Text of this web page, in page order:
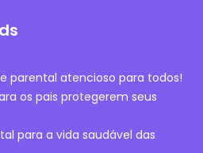
parental atencioso para todos!
os pais protegerem seus
para a vida saudável das